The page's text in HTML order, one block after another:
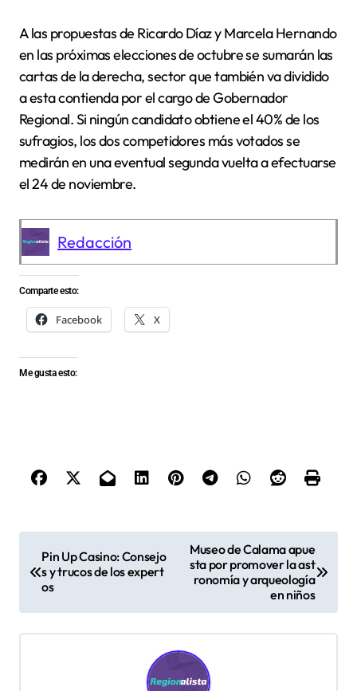
A las propuestas de Ricardo Díaz y Marcela Hernando
en las próximas elecciones de octubre se sumarán las
cartas de la derecha, sector que también va dividido
a esta contienda por el cargo de Gobernador
Regional. Si ningún candidato obtiene el 40% de los
sufragios, los dos competidores más votados se
medirán en una eventual segunda vuelta a efectuarse
el 24 de noviembre.
Redacción
Comparte esto:
Facebook X
Me gusta esto:
Pin Up Casino: Consejo
s y trucos de los expert
os
Museo de Calama apue
sta por promover la ast
ronomía y arqueología
en niños